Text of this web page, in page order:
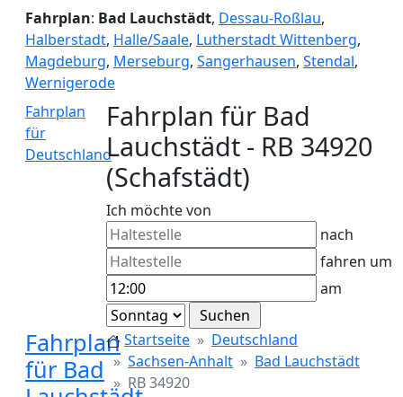
Fahrplan: Bad Lauchstädt, Dessau-Roßlau,
Halberstadt, Halle/Saale, Lutherstadt Wittenberg,
Magdeburg, Merseburg, Sangerhausen, Stendal,
Wernigerode
Fahrplan
für
Deutschland
Fahrplan für Bad
Lauchstädt - RB 34920
(Schafstädt)
Ich möchte von
nach
fahren um
am
Fahrplan
für Bad
Startseite
Deutschland
Sachsen-Anhalt
Bad Lauchstädt
RB 34920